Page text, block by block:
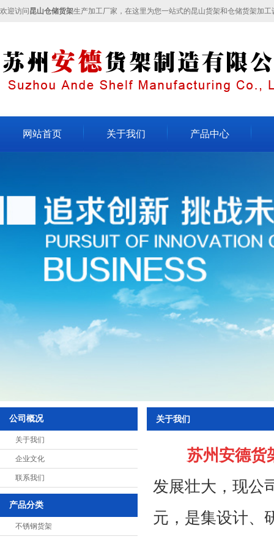
欢迎访问 昆山仓储货架生产加工厂家，在这里为您一站式的昆山货架和仓储货架加工
网站首页 关于我们
人才招聘
联系我们
产品中心
模具架
流水线
重型货架
悬臂式货架
展示架
中型货架
移动式货架
置物架
重力式货架
昆山
公司概况
关于我们
企业文化
联系我们
产品分类
不锈钢货架
关于我们
苏州安德货
发展壮大，现公
元，是集设计、